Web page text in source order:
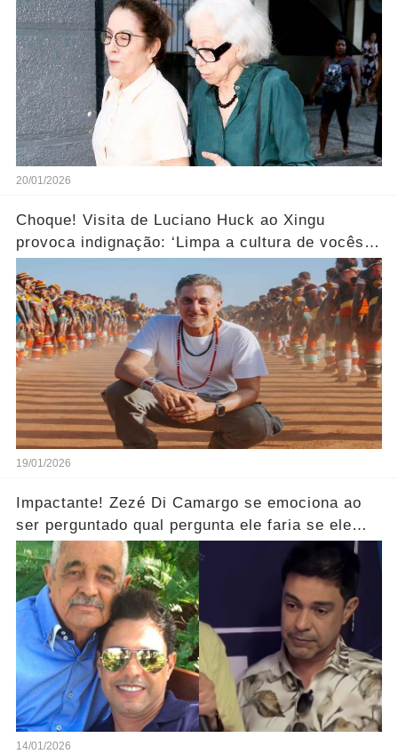
20/01/2026
Choque! Visita de Luciano Huck ao Xingu
provoca indignação: ‘Limpa a cultura de vocês
19/01/2026
Impactante! Zezé Di Camargo se emociona ao
ser perguntado qual pergunta ele faria se ele
pudesse se encontrar com o seu pai.... Ver mais
14/01/2026